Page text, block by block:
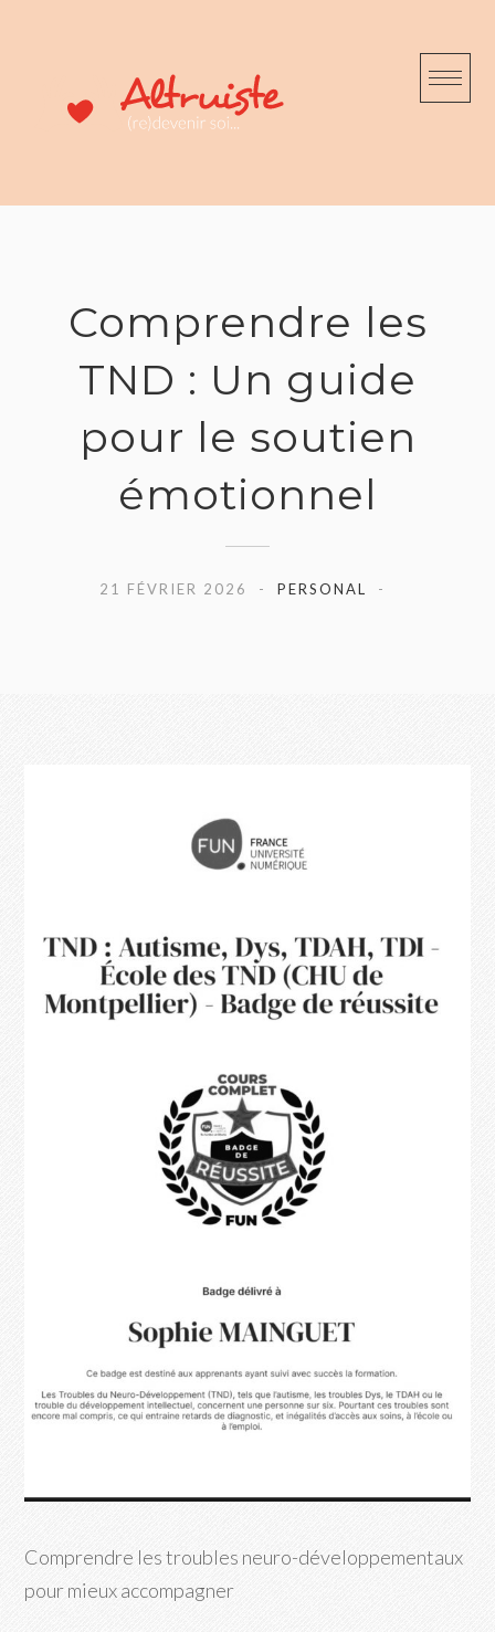
Comprendre les
TND : Un guide
pour le soutien
émotionnel
21 FÉVRIER 2026 PERSONAL
Comprendre les troubles neuro-développementaux
pour mieux accompagner